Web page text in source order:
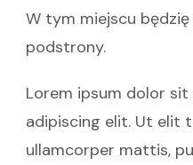
W tym miejscu
podstrony.
Lorem ipsum dolor
adipiscing elit. Ut elit
ullamcorper mattis,